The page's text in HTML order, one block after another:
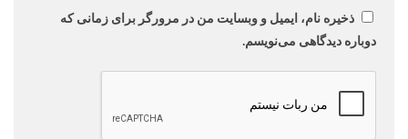
ذخیره نام، ایمیل و وبسایت من در مرورگر برای زمانی که
دوباره دیدگاهی می‌نویسم.